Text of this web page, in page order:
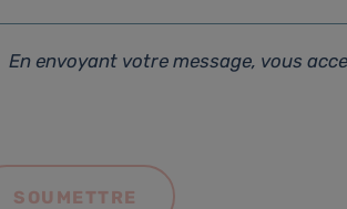
En envoyant votre message, vous